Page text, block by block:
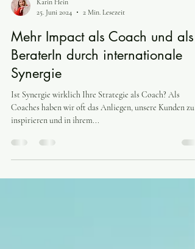
Karin Hein
25. Juni 2024
2 Min. Lesezeit
Mehr Impact als Coach und als
BeraterIn durch internationale
Synergie
Ist Synergie wirklich Ihre Strategie als Coach? Als
inspirieren und in ihrem...